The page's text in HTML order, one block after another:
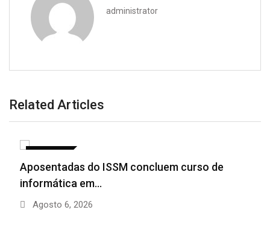
administrator
Related Articles
Aposentadas do ISSM concluem curso de
informática em…
Agosto 6, 2026